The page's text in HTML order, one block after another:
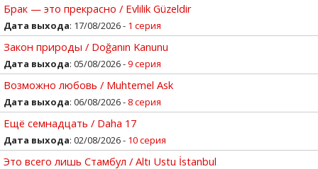
Брак — это прекрасно / Evlilik Güzeldir
Дата выхода: 17/08/2026 - 1 серия
Закон природы / Doğanın Kanunu
Дата выхода: 05/08/2026 -9 серия
Возможно любовь / Muhtemel Ask
Дата выхода: 06/08/2026 - 8 серия
Ещё семнадцать / Daha 17
Дата выхода: 02/08/2026 - 10 серия
Это всего лишь Стамбул / Altı Ustu İstanbul